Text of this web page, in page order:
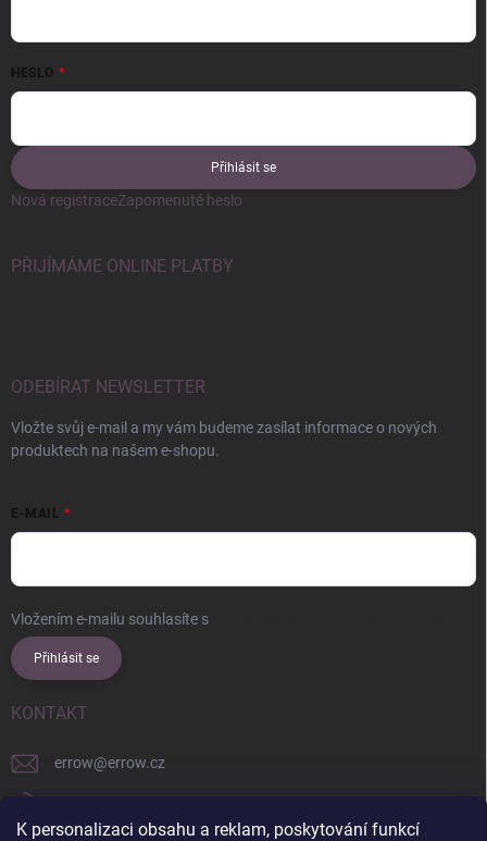
K personalizaci obsahu a reklam, poskytování funkcí
HESLO
Přihlásit se
Nová registraceZapomenuté heslo
PŘIJÍMÁME ONLINE PLATBY
ODEBÍRAT NEWSLETTER
Vložte svůj e-mail a my vám budeme zasílat informace o nových
produktech na našem e-shopu.
E-MAIL
Vložením e-mailu souhlasíte s
Přihlásit se
KONTAKT
errow@errow.cz